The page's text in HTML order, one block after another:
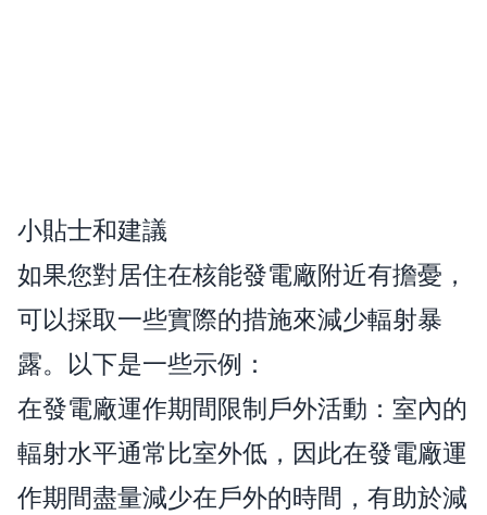
小貼士和建議
如果您對居住在核能發電廠附近有擔憂，
可以採取一些實際的措施來減少輻射暴
露。以下是一些示例：
在發電廠運作期間限制戶外活動：室內的
輻射水平通常比室外低，因此在發電廠運
作期間盡量減少在戶外的時間，有助於減